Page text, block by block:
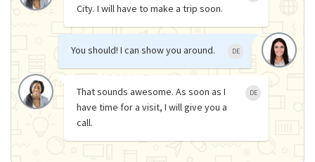
City. I will have to make a trip soon.
You should! I can show you around. DE
That sounds awesome. As soon as I
have time for a visit, I will give you a
call.
DE